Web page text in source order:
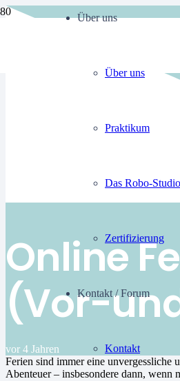
Über uns
Über uns
Praktikum
Das Robo-
Zertifizierung
Kontakt / Forum
Kontakt
Online
(Vor-
vor 4 Jahren
Ferien sind immer eine unvergessliche
Abenteuer – insbesondere dann, wenn